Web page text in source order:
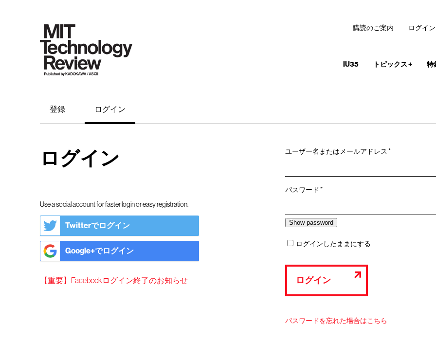
IU35 トピックス+ 特
購読のご案内 ログイン
登録 ログイン
ログイン
Use a social account for faster login or easy registration.
Twitterでログイン
Google+でログイン
【重要】Facebookログイン終了のお知らせ
ユーザー名またはメールアドレス*必
パスワード*必
ログインしたままにする
ログイン
パスワードを忘れた場合はこちら